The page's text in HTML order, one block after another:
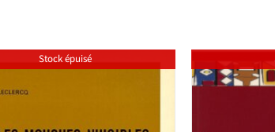
Stock épuisé